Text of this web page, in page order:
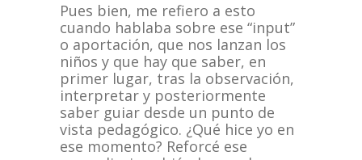
Pues bien, me refiero a esto
cuando hablaba sobre ese “input”
o aportación, que nos lanzan los
niños y que hay que saber, en
primer lugar, tras la observación,
interpretar y posteriormente
saber guiar desde un punto de
vista pedagógico. ¿Qué hice yo en
ese momento? Reforcé ese